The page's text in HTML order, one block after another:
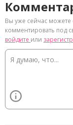
Вы уже сейчас можете
комментировать под
войдите или